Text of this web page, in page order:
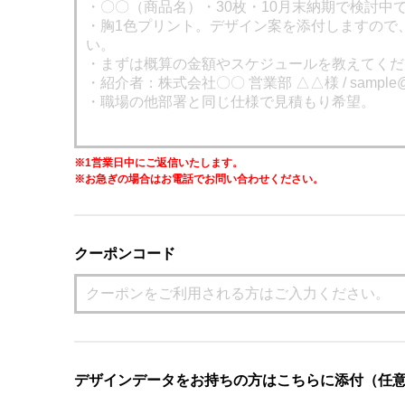
※1営業日中にご返信いたします。
※お急ぎの場合はお電話でお問い合わせください。
クーポンコード
デザインデータをお持ちの方はこちらに添付（任